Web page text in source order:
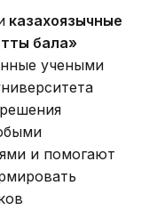
казахоязычные
бала»
учеными
и помогают